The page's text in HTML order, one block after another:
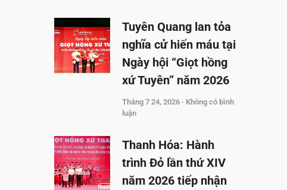
Tuyên Quang lan tỏa
nghĩa cử hiến máu tại
Ngày hội “Giọt hồng
xứ Tuyên” năm 2026
Tháng 7 24, 2026
Không có bình
luận
Thanh Hóa: Hành
trình Đỏ lần thứ XIV
năm 2026 tiếp nhận